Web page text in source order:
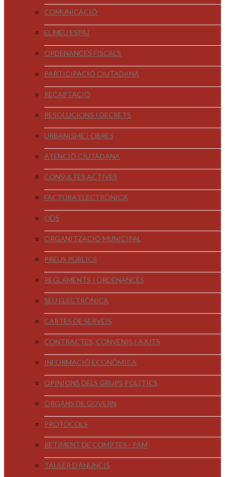
COMUNICACIÓ
EL MEU ESPAI
ORDENANCES FISCALS
PARTICIPACIÓ CIUTADANA
RECAPTACIÓ
RESOLUCIONS I DECRETS
URBANISME I OBRES
ATENCIÓ CIUTADANA
CONSULTES ACTIVES
FACTURA ELECTRÒNICA
ODS
ORGANITZACIÓ MUNICIPAL
PREUS PÚBLICS
REGLAMENTS I ORDENANCES
SEU ELECTRÒNICA
CARTES DE SERVEIS
CONTRACTES, CONVENIS I AJUTS
INFORMACIÓ ECONÒMICA
OPINIONS DELS GRUPS POLÍTICS
ÒRGANS DE GOVERN
PROTOCOLS
RETIMENT DE COMPTES - PAM
TAULER D'ANUNCIS